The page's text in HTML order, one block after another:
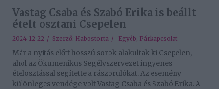
Vastag Csaba és Szabó Erika is beállt
ételt osztani Csepelen
2024-12-22 / Szerző: Habostorta / Egyéb, Párkapcsolat
Már a nyitás előtt hosszú sorok alakultak ki Csepelen,
ahol az Ökumenikus Segélyszervezet ingyenes
ételosztással segítette a rászorulókat. Az esemény
különleges vendége volt Vastag Csaba és Szabó Erika. A